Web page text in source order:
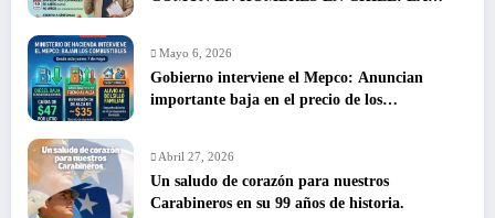
Mayo 6, 2026
Gobierno interviene el Mepco: Anuncian
importante baja en el precio de los
Abril 27, 2026
Un saludo de corazón para nuestros
Carabineros en su 99 años de historia.